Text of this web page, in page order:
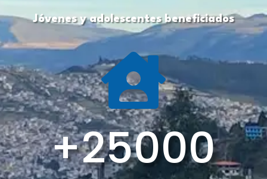
Jóvenes y adolescentes beneficiados

+25000